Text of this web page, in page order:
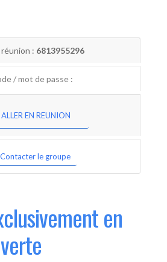
: 6813955296
/ mot de passe :
ALLER EN REUNION
Contacter le groupe
en